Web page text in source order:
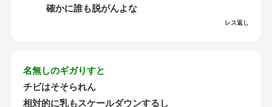
確かに誰も脱がんよな
レス返し
名無しのギガりすと
チビはそそられん
相対的に乳もスケールダウンするし